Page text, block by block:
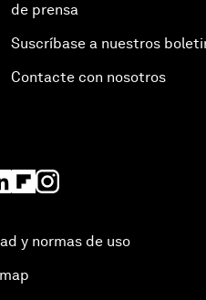
de prensa
Suscríbase a nuestros
Contacte con nosotros
y normas de uso